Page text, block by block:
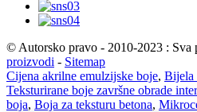
© Autorsko pravo - 2010-2023 : Sva
proizvodi - Sitemap
Cijena akrilne emulzijske boje, Bijela
Teksturirane boje završne obrade
boja, Boja za teksturu betona,